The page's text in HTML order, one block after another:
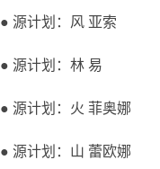
● 源计划：风 亚索
● 源计划：林 易
● 源计划：火 菲奥娜
● 源计划：山 蕾欧娜